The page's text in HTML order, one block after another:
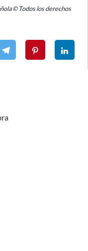
© Todos los derechos